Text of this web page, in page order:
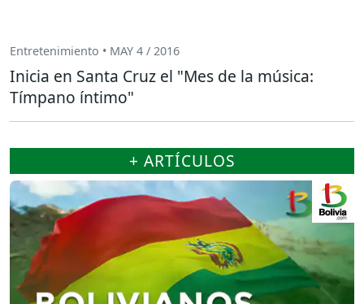
Entretenimiento • MAY 4 / 2016
Inicia en Santa Cruz el "Mes de la música:
Tímpano íntimo"
+ ARTÍCULOS